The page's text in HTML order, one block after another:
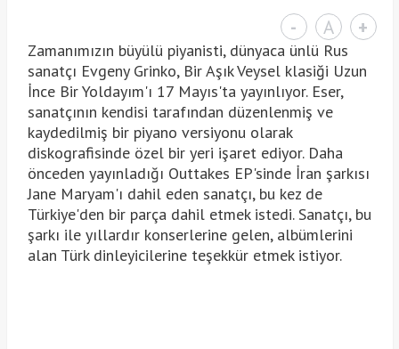
- A +
Zamanımızın büyülü piyanisti, dünyaca ünlü Rus
sanatçı Evgeny Grinko, Bir Aşık Veysel klasiği Uzun
İnce Bir Yoldayım'ı 17 Mayıs'ta yayınlıyor. Eser,
sanatçının kendisi tarafından düzenlenmiş ve
kaydedilmiş bir piyano versiyonu olarak
diskografisinde özel bir yeri işaret ediyor. Daha
önceden yayınladığı Outtakes EP'sinde İran şarkısı
Jane Maryam'ı dahil eden sanatçı, bu kez de
Türkiye'den bir parça dahil etmek istedi. Sanatçı, bu
şarkı ile yıllardır konserlerine gelen, albümlerini
alan Türk dinleyicilerine teşekkür etmek istiyor.